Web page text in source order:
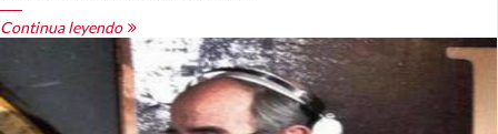
Continua leyendo